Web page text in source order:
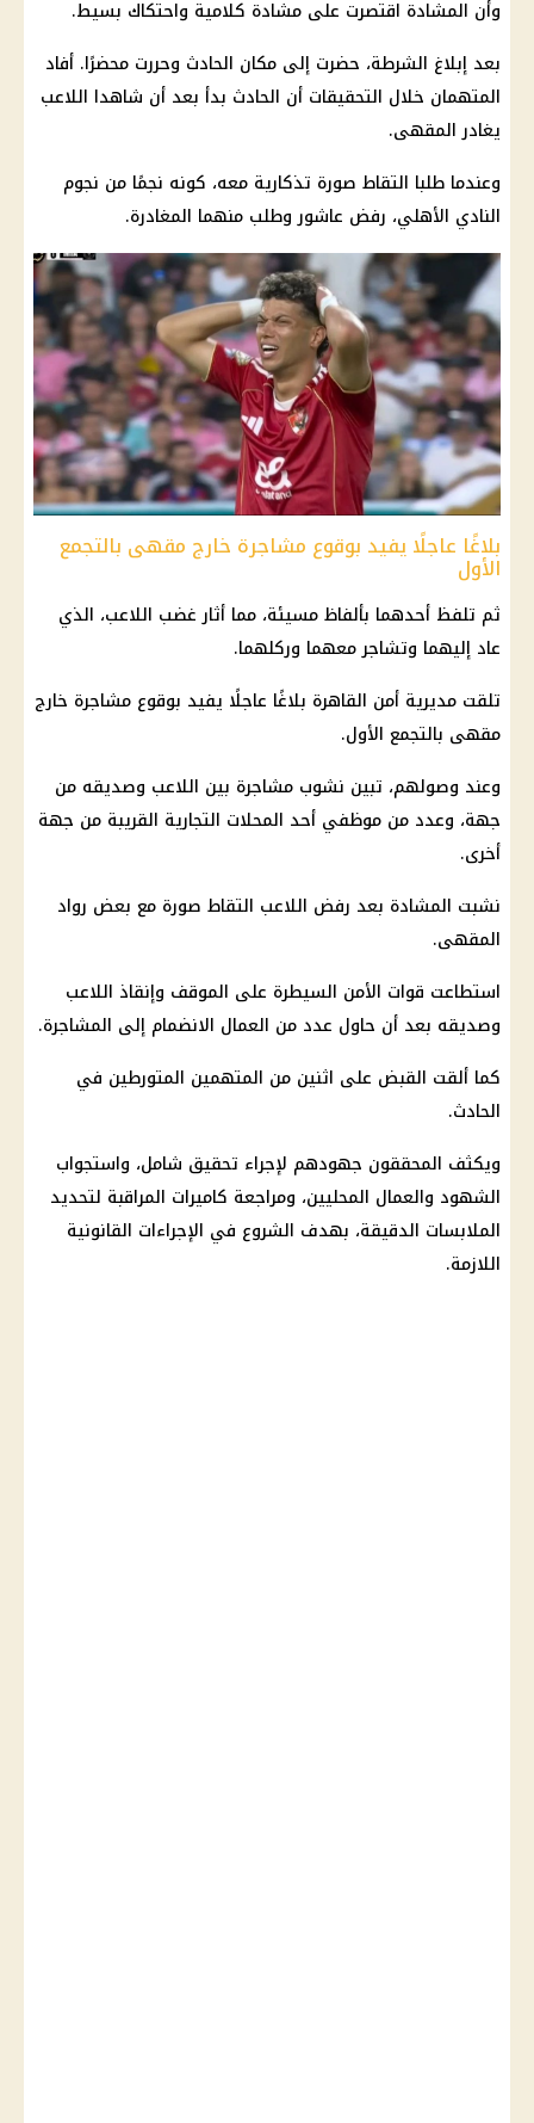
وأن المشادة اقتصرت على مشادة كلامية واحتكاك بسيط.
بعد إبلاغ الشرطة، حضرت إلى مكان الحادث وحررت محضرًا. أفاد
المتهمان خلال التحقيقات أن الحادث بدأ بعد أن شاهدا اللاعب
يغادر المقهى.
وعندما طلبا التقاط صورة تذكارية معه، كونه نجمًا من نجوم
النادي الأهلي، رفض عاشور وطلب منهما المغادرة.
بلاغًا عاجلًا يفيد بوقوع مشاجرة خارج مقهى بالتجمع
الأول
ثم تلفظ أحدهما بألفاظ مسيئة، مما أثار غضب اللاعب، الذي
عاد إليهما وتشاجر معهما وركلهما.
تلقت مديرية أمن القاهرة بلاغًا عاجلًا يفيد بوقوع مشاجرة خارج
مقهى بالتجمع الأول.
وعند وصولهم، تبين نشوب مشاجرة بين اللاعب وصديقه من
جهة، وعدد من موظفي أحد المحلات التجارية القريبة من جهة
أخرى.
نشبت المشادة بعد رفض اللاعب التقاط صورة مع بعض رواد
المقهى.
استطاعت قوات الأمن السيطرة على الموقف وإنقاذ اللاعب
وصديقه بعد أن حاول عدد من العمال الانضمام إلى المشاجرة.
كما ألقت القبض على اثنين من المتهمين المتورطين في
الحادث.
ويكثف المحققون جهودهم لإجراء تحقيق شامل، واستجواب
الشهود والعمال المحليين، ومراجعة كاميرات المراقبة لتحديد
الملابسات الدقيقة، بهدف الشروع في الإجراءات القانونية
اللازمة.